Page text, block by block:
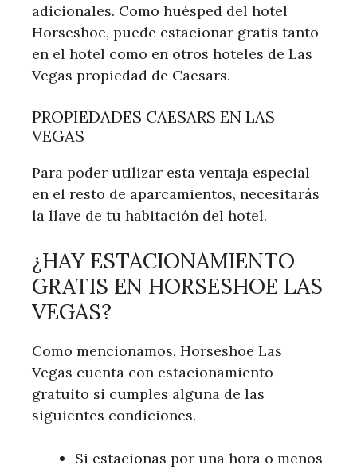
adicionales. Como huésped del hotel
Horseshoe, puede estacionar gratis tanto
en el hotel como en otros hoteles de Las
Vegas propiedad de Caesars.
PROPIEDADES CAESARS EN LAS
VEGAS
Para poder utilizar esta ventaja especial
en el resto de aparcamientos, necesitarás
la llave de tu habitación del hotel.
¿HAY ESTACIONAMIENTO
GRATIS EN HORSESHOE LAS
VEGAS?
Como mencionamos, Horseshoe Las
Vegas cuenta con estacionamiento
gratuito si cumples alguna de las
siguientes condiciones.
Si estacionas por una hora o menos